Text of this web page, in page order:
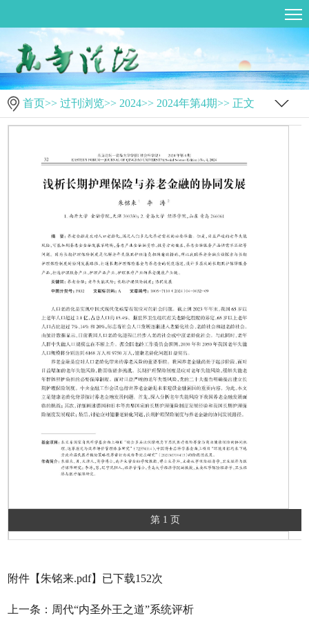
首页>> 过刊浏览>> 2024>> 2024年第4期>> 正文
第 1 页
附件【朱铭来.pdf】已下载152次
上一条： 周代“内圣外王之道”系统评析